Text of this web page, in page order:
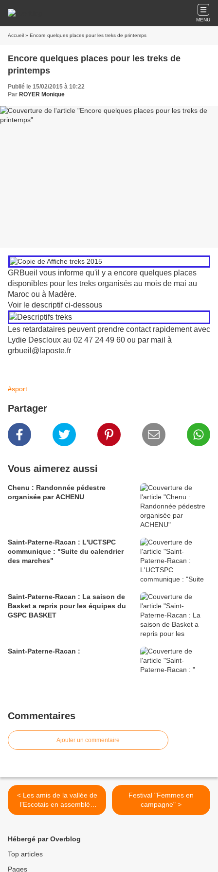
MENU
Accueil » Encore quelques places pour les treks de printemps
Encore quelques places pour les treks de
printemps
Publié le 15/02/2015 à 10:22
Par ROYER Monique
GRBueil vous informe qu'il y a encore quelques places
disponibles pour les treks organisés au mois de mai au
Maroc ou à Madère.
Voir le descriptif ci-dessous
Les retardataires peuvent prendre contact rapidement avec
Lydie Descloux au 02 47 24 49 60 ou par mail à
grbueil@laposte.fr
#sport
Partager
Vous aimerez aussi
Chenu : Randonnée pédestre
organisée par ACHENU
Saint-Paterne-Racan : L'UCTSPC
communique : "Suite du calendrier
des marches"
Saint-Paterne-Racan : La saison de
Basket a repris pour les équipes du
GSPC BASKET
Saint-Paterne-Racan :
Commentaires
Ajouter un commentaire
< Les amis de la vallée de
l'Escotais en assemblée
générale
Festival "Femmes en
campagne" >
Hébergé par Overblog
Top articles
Pages